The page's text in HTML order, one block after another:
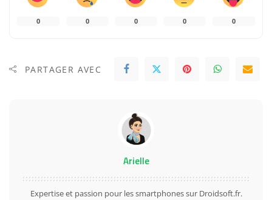
0 0 0 0 0
PARTAGER AVEC
Arielle
Expertise et passion pour les smartphones sur Droidsoft.fr.